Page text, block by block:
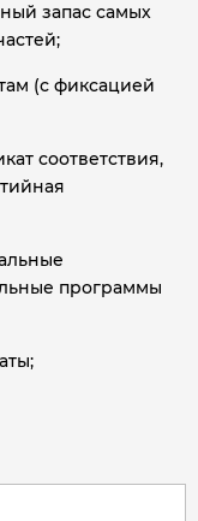
запас самых
(с фиксацией
соответствия,
программы